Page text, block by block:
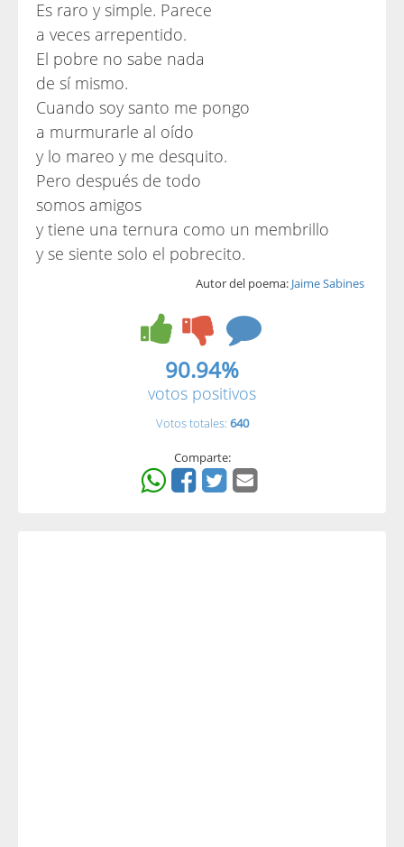
Es raro y simple. Parece
a veces arrepentido.
El pobre no sabe nada
de sí mismo.
Cuando soy santo me pongo
a murmurarle al oído
y lo mareo y me desquito.
Pero después de todo
somos amigos
y tiene una ternura como un membrillo
y se siente solo el pobrecito.
Autor del poema: Jaime Sabines
90.94%
votos positivos
Votos totales: 640
Comparte: